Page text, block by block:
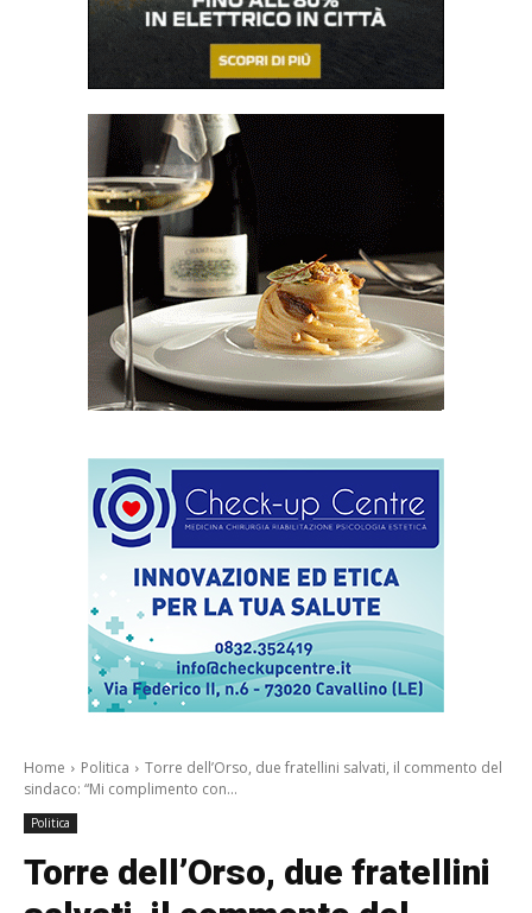
Home Politica
Torre dell’Orso, due fratellini salvati, il commento del
sindaco: “Mi complimento con...
Politica
Torre dell’Orso, due fratellini